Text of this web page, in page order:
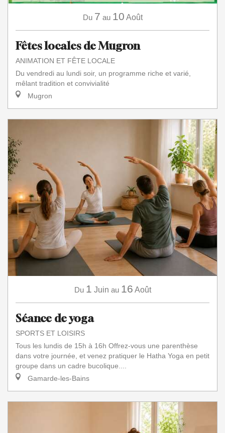
Du 7 au 10 Août
Fêtes locales de Mugron
ANIMATION ET FÊTE LOCALE
Du vendredi au lundi soir, un programme riche et varié,
mêlant tradition et convivialité
Mugron
Du 1 Juin au 16 Août
Séance de yoga
SPORTS ET LOISIRS
Tous les lundis de 15h à 16h Offrez-vous une parenthèse
dans votre journée, et venez pratiquer le Hatha Yoga en petit
groupe dans un cadre bucolique....
Gamarde-les-Bains